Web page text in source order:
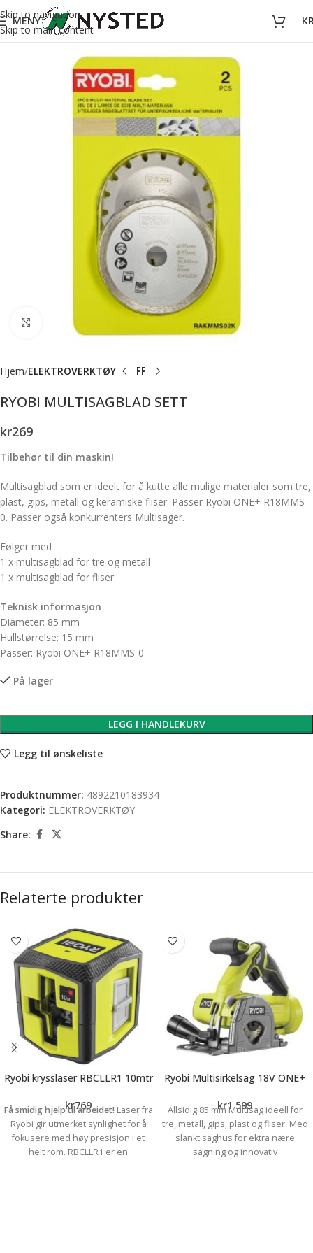
Skip to navigation
Skip to main content
MENY
Forstørr bilde
Hjem ELEKTROVERKTØY
RYOBI MULTISAGBLAD SETT
kr269
Tilbehør til din maskin!
Multisagblad som er ideelt for å kutte alle mulige materialer som tre,
plast, gips, metall og keramiske fliser. Passer Ryobi ONE+ R18MMS-
0. Passer også konkurrenters Multisager.
Følger med
1 x multisagblad for tre og metall
1 x multisagblad for fliser
Teknisk informasjon
Diameter: 85 mm
Hullstørrelse: 15 mm
Passer: Ryobi ONE+ R18MMS-0
På lager
LEGG I HANDLEKURV
Legg til ønskeliste
Produktnummer: 4892210183934
Kategori: ELEKTROVERKTØY
Share:
Relaterte produkter
Ryobi krysslaser RBCLLR1 10mtr
kr769
Få smidig hjelp til arbeidet! Laser fra
Ryobi gir utmerket synlighet for å
fokusere med høy presisjon i et
helt rom. RBCLLR1 er en
Ryobi Multisirkelsag 18V ONE+
kr1 599
Allsidig 85 mm Multisag ideell for
tre, metall, gips, plast og fliser. Med
slankt saghus for ektra nære
sagning og innovativ